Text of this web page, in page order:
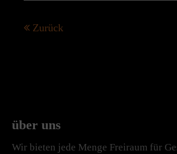
Zurück
über uns
Wir bieten jede Menge Freiraum für